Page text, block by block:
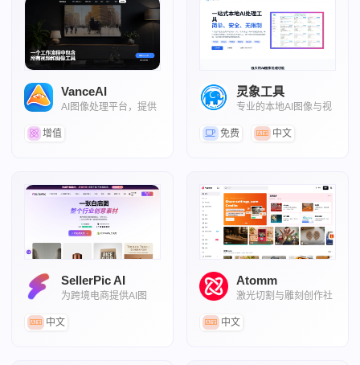
VanceAI
AI图像处理平台，提供
增值
灵象工具
专业的本地AI图像与视
免费
中文
SellerPic AI
为跨境电商提供AI图
广告素材制作服务
中文
Atomm
激光切割与雕刻创作社
中文